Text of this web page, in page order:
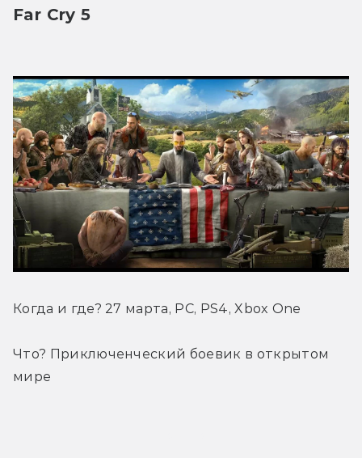
Far Cry 5
Когда и где? 27 марта, PC, PS4, Xbox One
Что? Приключенческий боевик в открытом
мире